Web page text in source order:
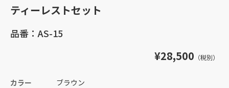
ティーレストセット
品番：AS-15
¥28,500 （税別）
カラー ブラウン